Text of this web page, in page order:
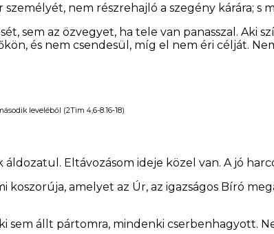
nem részrehajló a szegény kárára; s
sem az özvegyet, ha tele van panasszal. Aki
és nem csendesül, míg el nem éri célját.
leveléből (2Tim 4,6-8.16-18)
áldozatul. Eltávozásom ideje közel van. A jó
koszorúja, amelyet az Úr, az igazságos Bíró
sem állt pártomra, mindenki cserbenhagyott.